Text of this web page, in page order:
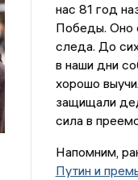
нас 81 год
Победы. Оно
следа. До
в наши дни
хорошо
защищали
сила в
Напомним,
Путин и